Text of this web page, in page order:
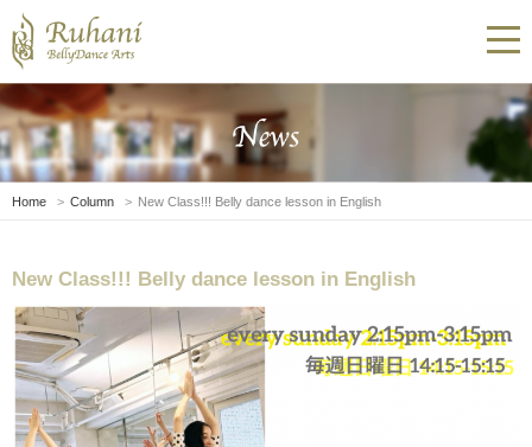
Home Column New Class!!! Belly dance lesson in English
New Class!!! Belly dance lesson in English